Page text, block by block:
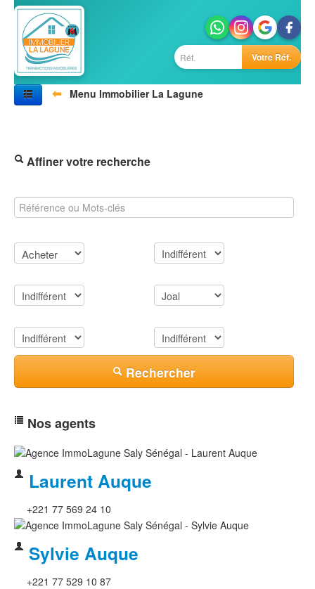
Votre Réf.
⬅
Menu Immobilier La Lagune
Villes
Photos
Contactez-nous
Affiner votre recherche
Rechercher
Nos agents
Laurent Auque
+221 77 569 24 10
Sylvie Auque
+221 77 529 10 87